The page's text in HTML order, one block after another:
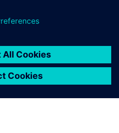
전, 내구성 등 다양한 속성 간